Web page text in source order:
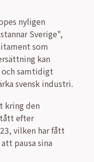
nyligen
Sverige",
som
kan
samtidigt
svensk industri.
kring den
efter
vilken har fått
pausa sina